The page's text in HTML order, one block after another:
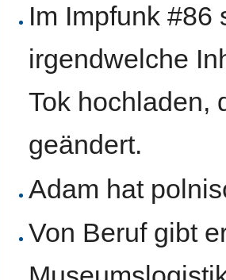
Im Impfunk #86
irgendwelche
Tok hochladen,
geändert.
Adam hat
Von Beruf gibt